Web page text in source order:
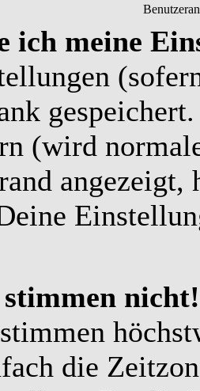
ich meine
(wird
angezeigt,
nicht!
die